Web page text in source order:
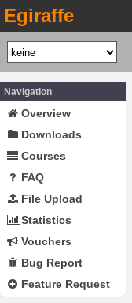
Egiraffe
Navigation
Overview
Downloads
Courses
FAQ
File Upload
Statistics
Vouchers
Bug Report
Feature Request